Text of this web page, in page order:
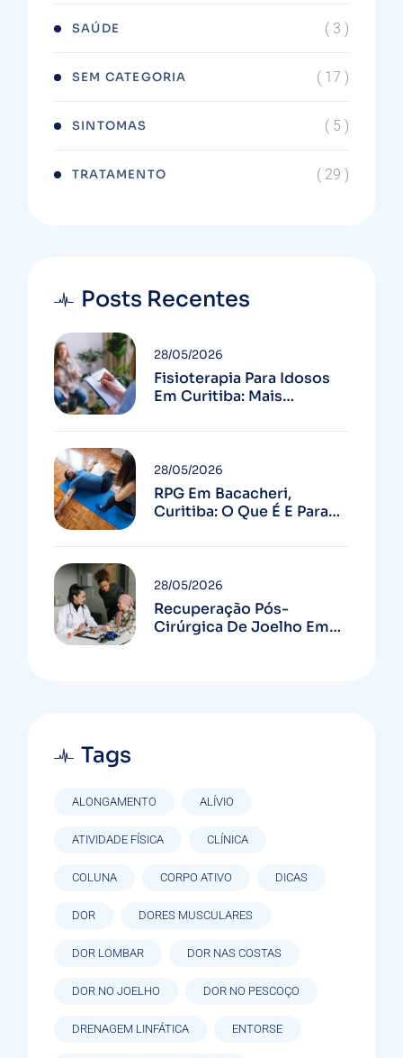
SAÚDE ( 3 )
SEM CATEGORIA ( 17 )
SINTOMAS ( 5 )
TRATAMENTO ( 29 )
Posts Recentes
Fisioterapia Para Idosos
Em Curitiba: Mais
Quedas
28/05/2026
RPG Em Bacacheri,
Curitiba: O Que É E Para
28/05/2026
Recuperação Pós-
Cirúrgica De Joelho Em
28/05/2026
Tags
ALONGAMENTO ALÍVIO
ATIVIDADE FÍSICA CLÍNICA
COLUNA CORPO ATIVO DICAS
DOR DORES MUSCULARES
DOR LOMBAR DOR NAS COSTAS
DOR NO JOELHO DOR NO PESCOÇO
DRENAGEM LINFÁTICA ENTORSE